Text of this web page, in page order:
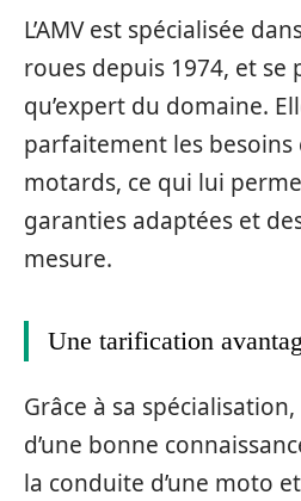
L’AMV est spécialisée
roues depuis 1974, et
qu’expert du domaine.
parfaitement les besoins
motards, ce qui lui
garanties adaptées et
mesure.
Une tarification
Grâce à sa spécialisation,
d’une bonne
la conduite d’une moto